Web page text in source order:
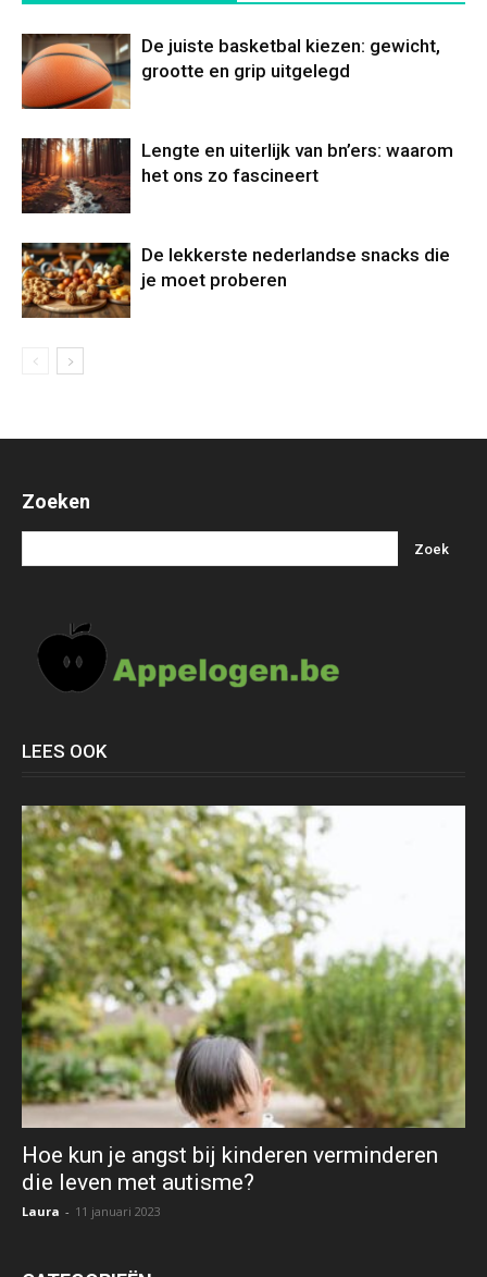
De juiste basketbal kiezen: gewicht,
grootte en grip uitgelegd
Lengte en uiterlijk van bn’ers: waarom
het ons zo fascineert
De lekkerste nederlandse snacks die
je moet proberen
Zoeken
LEES OOK
Hoe kun je angst bij kinderen verminderen
die leven met autisme?
Laura - 11 januari 2023